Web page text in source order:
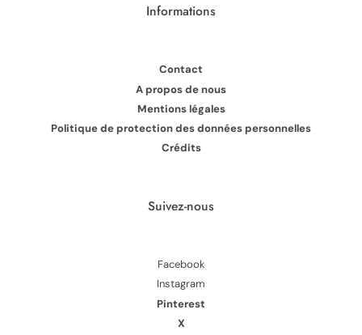
Informations
Contact
A propos de nous
Mentions légales
Politique de protection des données personnelles
Crédits
Suivez-nous
Facebook
Instagram
Pinterest
X